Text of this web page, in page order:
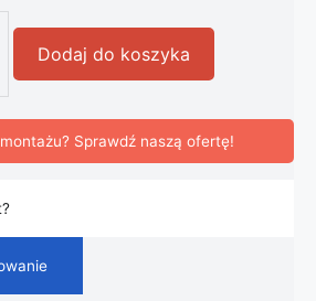
ilość Modernistyczna Lampa
Dodaj do koszyka
Sprawdź naszą ofertę!